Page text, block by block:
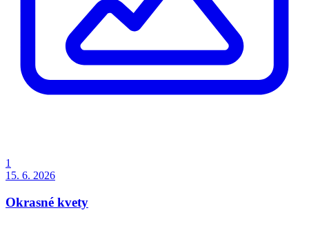
1
15. 6. 2026
Okrasné kvety